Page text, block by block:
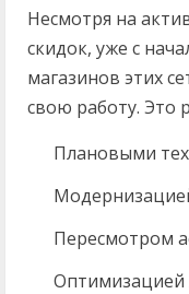
Несмотря на
скидок, уже с
магазинов этих
свою работу. Это
Плановыми
Пересмотром
Оптимизацией